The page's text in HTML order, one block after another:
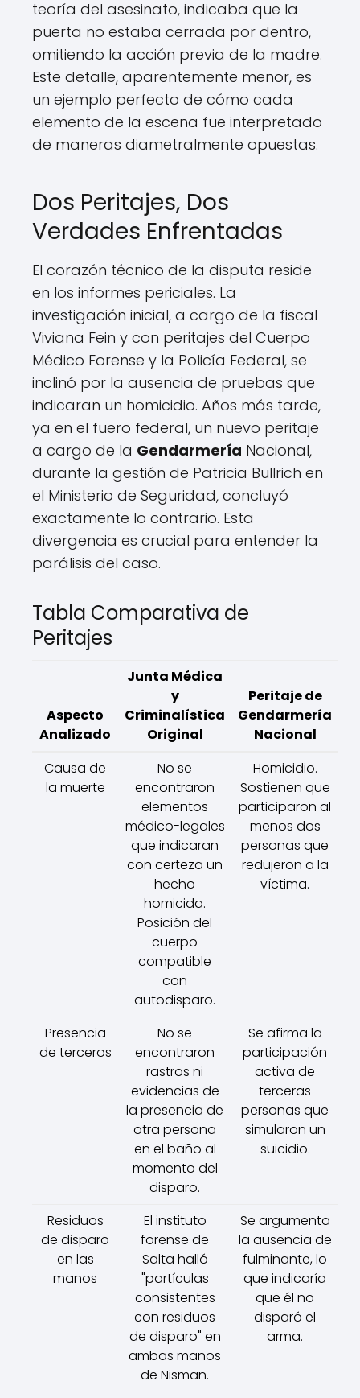
teoría del asesinato, indicaba que la
puerta no estaba cerrada por dentro,
omitiendo la acción previa de la madre.
Este detalle, aparentemente menor, es
un ejemplo perfecto de cómo cada
elemento de la escena fue interpretado
de maneras diametralmente opuestas.
Dos Peritajes, Dos
Verdades Enfrentadas
El corazón técnico de la disputa reside
en los informes periciales. La
investigación inicial, a cargo de la fiscal
Viviana Fein y con peritajes del Cuerpo
Médico Forense y la Policía Federal, se
inclinó por la ausencia de pruebas que
indicaran un homicidio. Años más tarde,
ya en el fuero federal, un nuevo peritaje
a cargo de la Gendarmería Nacional,
durante la gestión de Patricia Bullrich en
el Ministerio de Seguridad, concluyó
exactamente lo contrario. Esta
divergencia es crucial para entender la
parálisis del caso.
Tabla Comparativa de
Peritajes
Aspecto
Analizado
Junta Médica
y
Criminalística
Original
Peritaje de
Gendarmería
Nacional
Causa de
la muerte
No se
encontraron
elementos
médico-legales
que indicaran
con certeza un
hecho
homicida.
Posición del
cuerpo
compatible
con
autodisparo.
Homicidio.
Sostienen que
participaron al
menos dos
personas que
redujeron a la
víctima.
Presencia
de terceros
No se
encontraron
rastros ni
evidencias de
la presencia de
otra persona
en el baño al
momento del
disparo.
Se afirma la
participación
activa de
terceras
personas que
simularon un
suicidio.
Residuos
de disparo
en las
manos
El instituto
forense de
Salta halló
"partículas
consistentes
con residuos
de disparo" en
ambas manos
de Nisman.
Se argumenta
la ausencia de
fulminante, lo
que indicaría
que él no
disparó el
arma.